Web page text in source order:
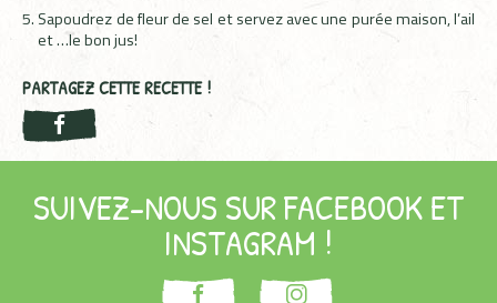
Sapoudrez de fleur de sel et servez avec une purée maison, l’ail
et …le bon jus!
PARTAGEZ CETTE RECETTE !
SUIVEZ-NOUS SUR FACEBOOK ET
INSTAGRAM !